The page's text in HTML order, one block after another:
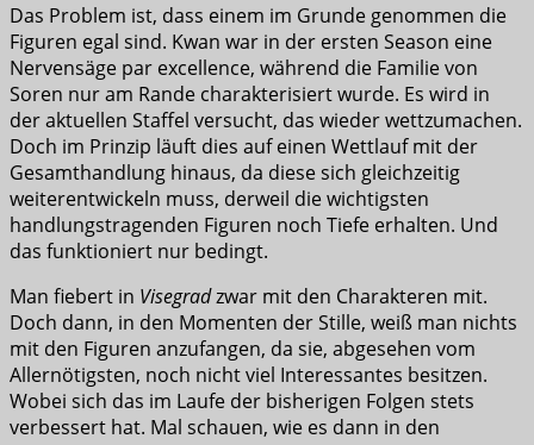
Das Problem ist, dass einem im Grunde genommen die
Figuren egal sind. Kwan war in der ersten Season eine
Nervensäge par excellence, während die Familie von
Soren nur am Rande charakterisiert wurde. Es wird in
der aktuellen Staffel versucht, das wieder wettzumachen.
Doch im Prinzip läuft dies auf einen Wettlauf mit der
Gesamthandlung hinaus, da diese sich gleichzeitig
weiterentwickeln muss, derweil die wichtigsten
handlungstragenden Figuren noch Tiefe erhalten. Und
das funktioniert nur bedingt.
Man fiebert in Visegradzwar mit den Charakteren mit.
Doch dann, in den Momenten der Stille, weiß man nichts
mit den Figuren anzufangen, da sie, abgesehen vom
Allernötigsten, noch nicht viel Interessantes besitzen.
Wobei sich das im Laufe der bisherigen Folgen stets
verbessert hat. Mal schauen, wie es dann in den